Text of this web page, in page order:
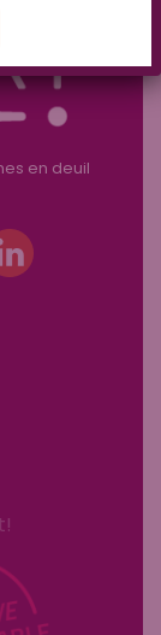
en deuil